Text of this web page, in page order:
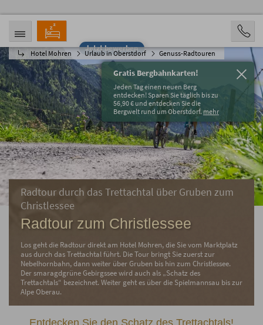
Jetzt bewerben
Hotel Mohren Urlaub in Oberstdorf Genuss-Radtouren
Gratis Bergbahnkarten!
Jeden Tag einen neuen Berg
entdecken! Sparen Sie täglich bis zu
56,90 € und entdecken Sie die
Bergwelt rund um Oberstdorf. mehr
ANREISE
09.08.2026
ABREISE
14.08.2026
PERSONEN
2 Personen
BUCHEN
Radtour durch das Trettachtal über Gruben zum
Christlessee
Radtour zum Christlessee
Los geht die Radtour direkt am Hotel Mohren, die Sie vom Marktplatz
aus durch das Trettachtal führt. Die Tour bringt Sie zuerst zur
Nebelhornbahn, dann weiter über Gruben bis hin zum Christlessee.
Der smaragdgrüne Gebirgssee wird auch als „Schatz des
Trettachtals“ bezeichnet. Weiter geht es über die Spielmannsau bis zur
Alpe Oberau.